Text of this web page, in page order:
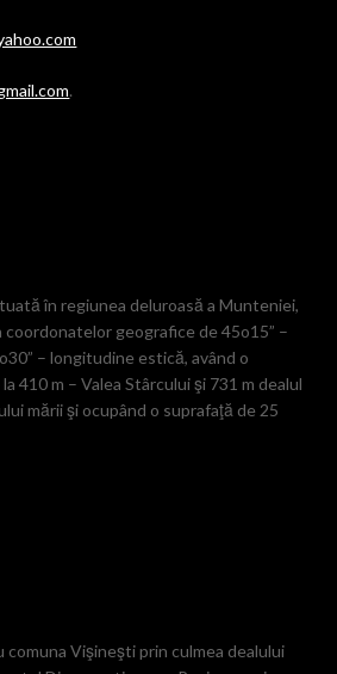
.
în regiunea deluroasă a Munteniei,
geografice de 45o15” –
– longitudine estică, având o
410 m – Valea Stârcului şi 731 m dealul
mării şi ocupând o suprafaţă de 25
comuna Vişineşti prin culmea dealului